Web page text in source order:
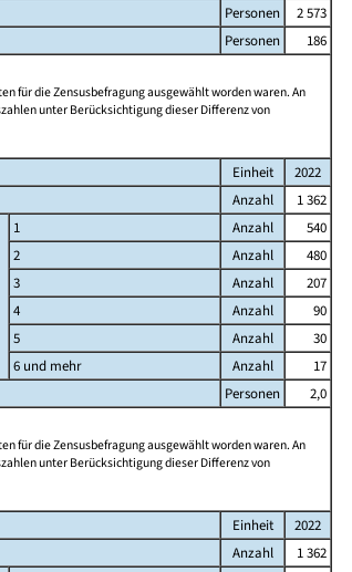
Personen
2 573
Personen
186
für die Zensusbefragung ausgewählt worden waren. An
unter Berücksichtigung dieser Differenz von
Einheit
2022
Anzahl
1 362
1 Anzahl
540
2
Anzahl
480
3
Anzahl
207
4
Anzahl
90
5
Anzahl
30
6 und mehr
Anzahl
17
Personen
2,0
für die Zensusbefragung ausgewählt worden waren. An
unter Berücksichtigung dieser Differenz von
Einheit
2022
Anzahl
1 362